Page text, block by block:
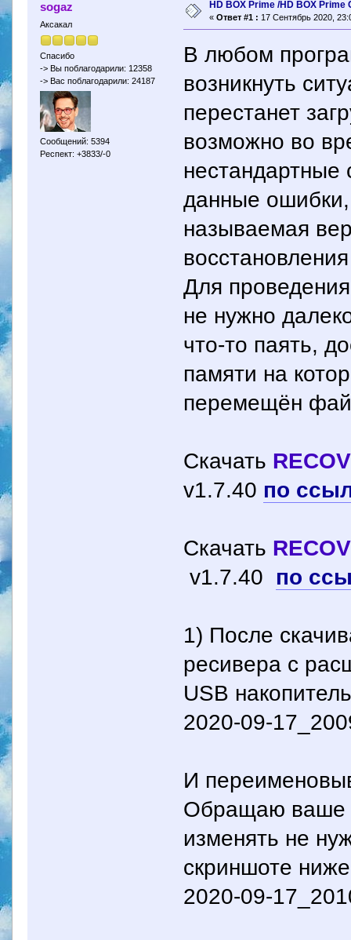
sogaz
Аксакал
Спасибо
-> Вы поблагодарили: 12358
-> Вас поблагодарили: 24187
Сообщений: 5394
Респект: +3833/-0
HD BOX Prime /HD BOX Prime
« Ответ #1 : 17 Сентябрь 2020,
В любом
возникнуть
перестанет
возможно во
нестандартные
данные ошибки,
называемая
Для
не нужно
что-то паять,
памяти на
перемещён
Скачать
v1.7.40 по
Скачать
v1.7.40 по
1) После
ресивера с
USB
2020-09-
И
Обращаю ваше
изменять не
скриншоте
2020-09-